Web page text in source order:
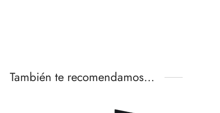
También te recomendamos…